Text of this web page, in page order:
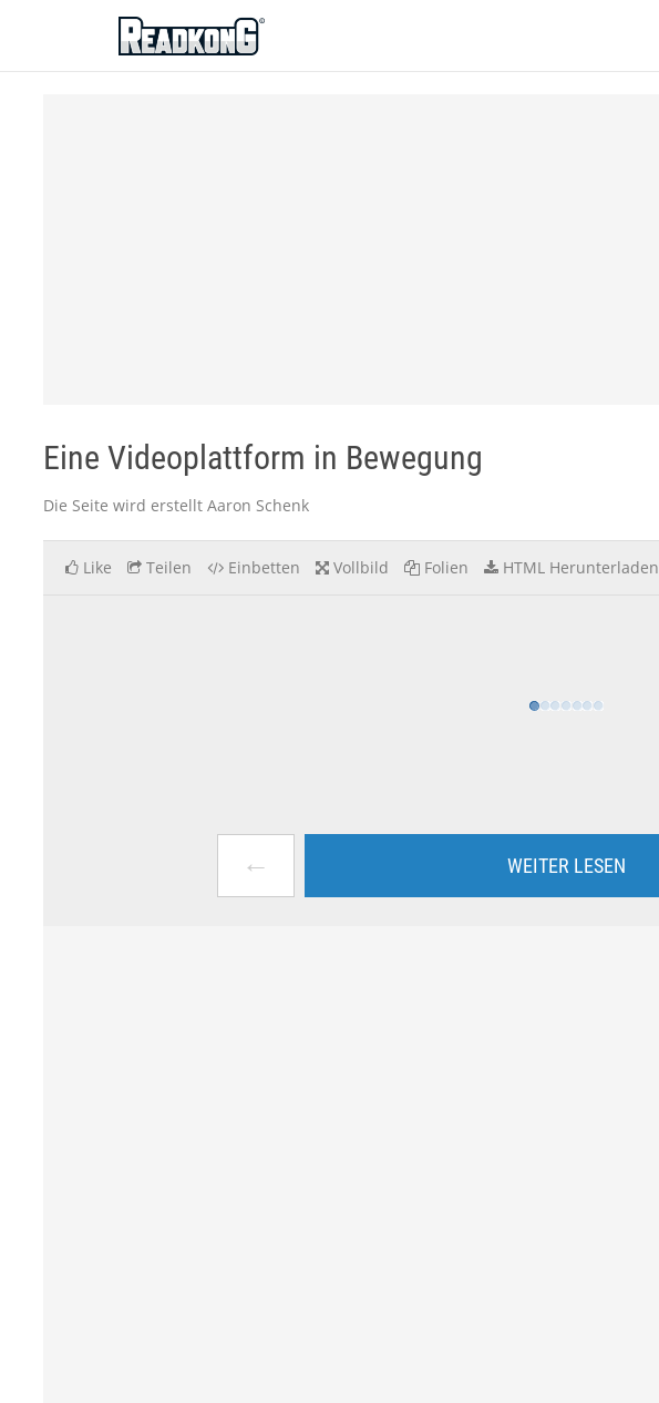
ReadkonG
Eine Videoplattform in Bewegung
Die Seite wird erstellt Aaron Schenk
Like Teilen Einbetten Vollbild Folien HTML Herunterladen
← WEITER LESEN